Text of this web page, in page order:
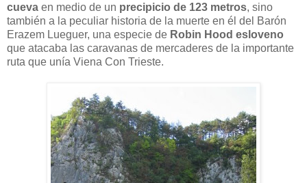
cueva en medio de un precipicio de 123 metros, sino
también a la peculiar historia de la muerte en él del Barón
Erazem Lueguer, una especie de Robin Hood esloveno
que atacaba las caravanas de mercaderes de la importante
ruta que unía Viena Con Trieste.